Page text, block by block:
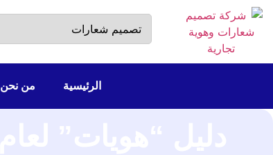
الرئيسية من نحن